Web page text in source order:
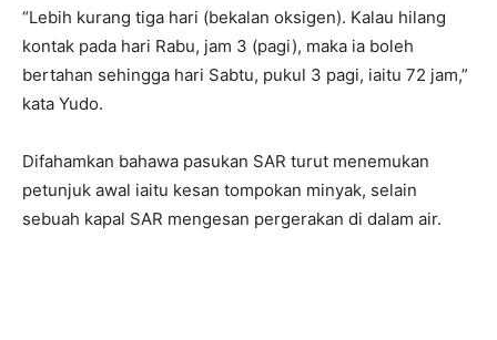
“Lebih kurang tiga hari (bekalan oksigen). Kalau hilang
kontak pada hari Rabu, jam 3 (pagi), maka ia boleh
bertahan sehingga hari Sabtu, pukul 3 pagi, iaitu 72 jam,”
kata Yudo.
Difahamkan bahawa pasukan SAR turut menemukan
petunjuk awal iaitu kesan tompokan minyak, selain
sebuah kapal SAR mengesan pergerakan di dalam air.